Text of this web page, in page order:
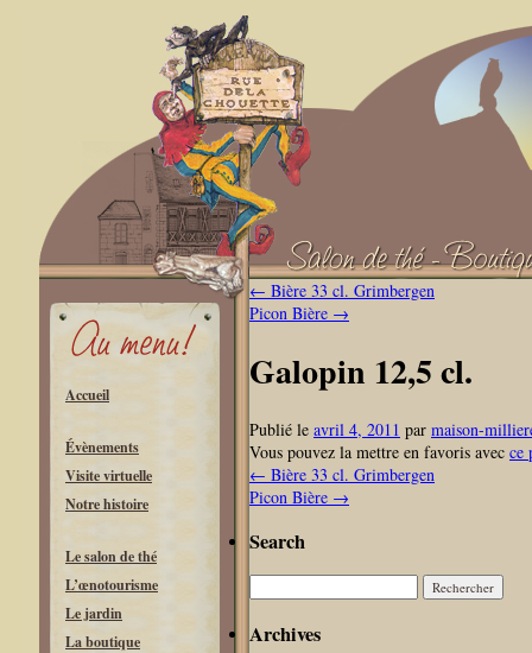
Accueil
Évènements
Visite virtuelle
Notre histoire
Le salon de thé
L’œnotourisme
Le jardin
La boutique
← Bière 33 cl. Grimbergen
Picon Bière →
Galopin 12,5 cl.
Publié le avril 4, 2011 par maison-
Vous pouvez la mettre en favoris avec ce
← Bière 33 cl. Grimbergen
Picon Bière →
Search
Archives